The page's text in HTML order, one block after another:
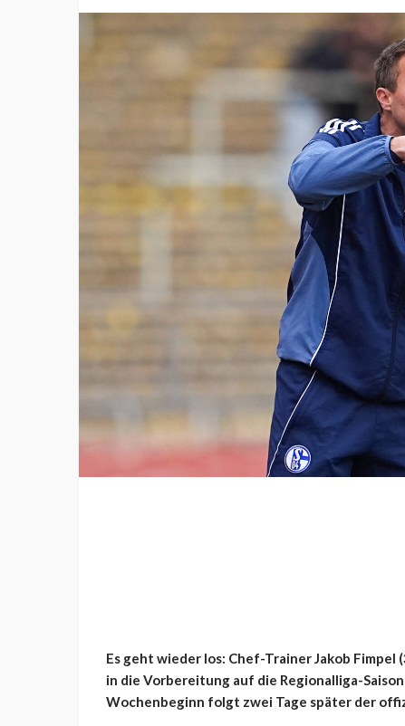
Es geht wieder los: Chef-Trainer Jakob
in die Vorbereitung auf die Regionalliga-
Wochenbeginn folgt zwei Tage später der